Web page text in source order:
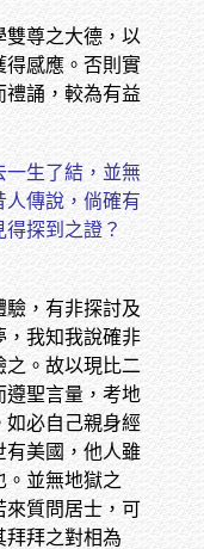
雙尊之大德，以
得感應。否則實
禮誦，較為有益
一生了結，並無
人傳說，倘確有
探到之證？
驗，有非探討及
，我知我說確非
之。故以現比二
遵聖言量，考地
如必自己親身經
有美國，他人雖
。並無地獄之
來質問居士，可
拜拜之對相為